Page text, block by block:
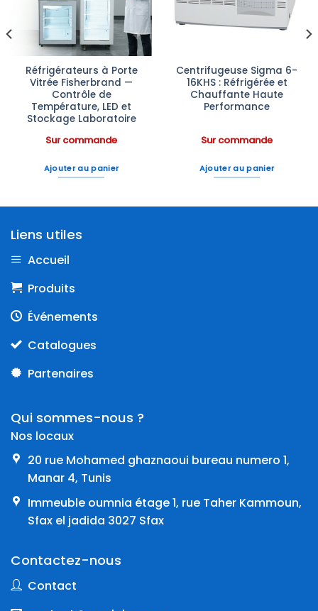
Réfrigérateurs à Porte
Vitrée Fisherbrand —
Contrôle de
Température, LED et
Stockage Laboratoire
Sur commande
Ajouter au panier
Centrifugeuse Sigma 6-
16KHS : Réfrigérée et
Chauffante Haute
Performance
Sur commande
Ajouter au panier
Liens utiles
Accueil
Produits
Événements
Catalogues
Partenaires
Qui sommes-nous ?
Nos locaux
20 rue Mohamed ghaznaoui bureau numero 1,
Manar 4, Tunis
Immeuble oumnia étage 1, rue Taher Kammoun,
Sfax el jadida 3027 Sfax
Contactez-nous
Contact